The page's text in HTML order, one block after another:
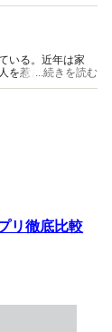
いる。近年は家
を惹きつける愛と
...続きを読む
リ徹底比較